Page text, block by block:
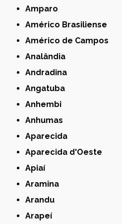
Amparo
Américo Brasiliense
Américo de Campos
Analândia
Andradina
Angatuba
Anhembi
Anhumas
Aparecida
Aparecida d'Oeste
Apiaí
Aramina
Arandu
Arapeí